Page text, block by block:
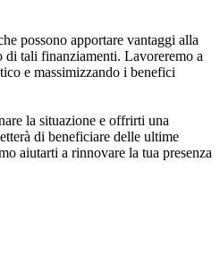
possono apportare vantaggi alla
tali finanziamenti. Lavoreremo a
e massimizzando i benefici
la situazione e offrirti una
di beneficiare delle ultime
aiutarti a rinnovare la tua presenza